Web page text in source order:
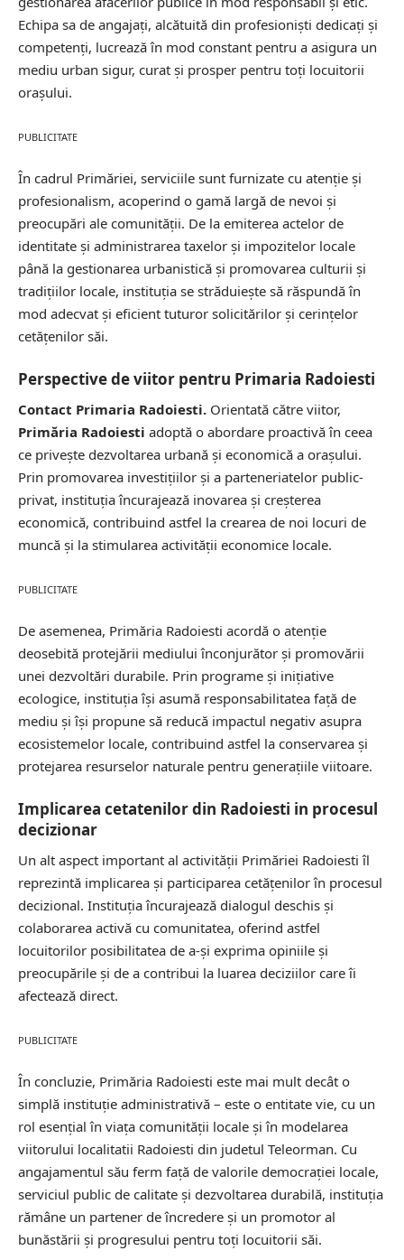
Echipa sa de angajați, alcătuită din profesioniști dedicați și
competenți, lucrează în mod constant pentru a asigura un
mediu urban sigur, curat și prosper pentru toți locuitorii
orașului.
PUBLICITATE
În cadrul Primăriei, serviciile sunt furnizate cu atenție și
profesionalism, acoperind o gamă largă de nevoi și
preocupări ale comunității. De la emiterea actelor de
identitate și administrarea taxelor și impozitelor locale
până la gestionarea urbanistică și promovarea culturii și
tradițiilor locale, instituția se străduiește să răspundă în
mod adecvat și eficient tuturor solicitărilor și cerințelor
cetățenilor săi.
Perspective de viitor pentru Primaria Radoiesti
Contact Primaria Radoiesti. Orientată către viitor,
Primăria Radoiesti adoptă o abordare proactivă în ceea
ce privește dezvoltarea urbană și economică a orașului.
Prin promovarea investițiilor și a parteneriatelor public-
privat, instituția încurajează inovarea și creșterea
economică, contribuind astfel la crearea de noi locuri de
muncă și la stimularea activității economice locale.
PUBLICITATE
De asemenea, Primăria Radoiesti acordă o atenție
deosebită protejării mediului înconjurător și promovării
unei dezvoltări durabile. Prin programe și inițiative
ecologice, instituția își asumă responsabilitatea față de
mediu și își propune să reducă impactul negativ asupra
ecosistemelor locale, contribuind astfel la conservarea și
protejarea resurselor naturale pentru generațiile viitoare.
Implicarea cetatenilor din Radoiesti in procesul
decizionar
Un alt aspect important al activității Primăriei Radoiesti îl
reprezintă implicarea și participarea cetățenilor în procesul
decizional. Instituția încurajează dialogul deschis și
colaborarea activă cu comunitatea, oferind astfel
locuitorilor posibilitatea de a-și exprima opiniile și
preocupările și de a contribui la luarea deciziilor care îi
afectează direct.
PUBLICITATE
În concluzie, Primăria Radoiesti este mai mult decât o
simplă instituție administrativă – este o entitate vie, cu un
rol esențial în viața comunității locale și în modelarea
viitorului localitatii Radoiesti din judetul Teleorman. Cu
angajamentul său ferm față de valorile democrației locale,
serviciul public de calitate și dezvoltarea durabilă, instituția
rămâne un partener de încredere și un promotor al
bunăstării și progresului pentru toți locuitorii săi.